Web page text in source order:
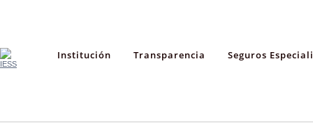
Institución Transparencia Seguros